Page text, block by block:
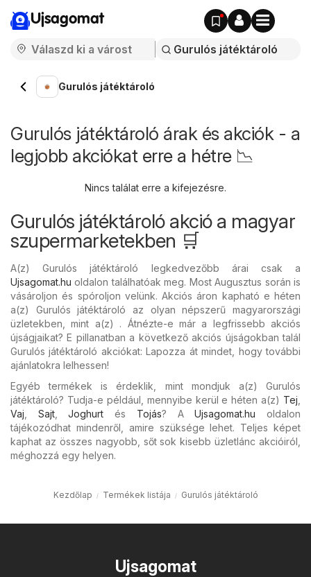
Ujsagomat
Gurulós játéktároló
Gurulós játéktároló árak és akciók - a
legjobb akciókat erre a hétre 📉
Nincs találat erre a kifejezésre.
Gurulós játéktároló akció a magyar
szupermarketekben 🛒
A(z) Gurulós játéktároló legkedvezőbb árai csak a
Ujsagomat.hu oldalon találhatóak meg. Most Augusztus során is
vásároljon és spóroljon velünk. Akciós áron kapható e héten
a(z) Gurulós játéktároló az olyan népszerű magyarországi
üzletekben, mint a(z) . Átnézte-e már a legfrissebb akciós
újságjaikat? E pillanatban a következő akciós újságokban talál
Gurulós játéktároló akciókat: Lapozza át mindet, hogy további
ajánlatokra lelhessen!
Egyéb termékek is érdeklik, mint mondjuk a(z) Gurulós
játéktároló? Tudja-e például, mennyibe kerül e héten a(z) Tej
Vaj
Sajt,Joghurt és Tojás? AUjsagomat.hu oldalon
tájékozódhat mindenről, amire szüksége lehet. Teljes képet
kaphat az összes nagyobb, sőt sok kisebb üzletlánc akcióiról,
méghozzá egy helyen.
Kezdőlap Termékek listája Gurulós játéktároló
Ujsagomat